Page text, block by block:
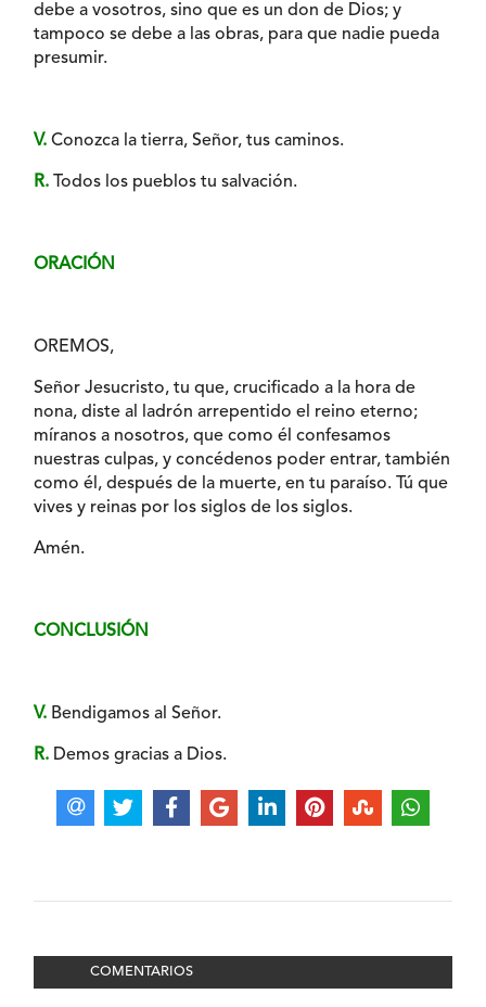
debe a vosotros, sino que es un don de Dios; y
tampoco se debe a las obras, para que nadie pueda
presumir.
V. Conozca la tierra, Señor, tus caminos.
R. Todos los pueblos tu salvación.
ORACIÓN
OREMOS,
Señor Jesucristo, tu que, crucificado a la hora de
nona, diste al ladrón arrepentido el reino eterno;
míranos a nosotros, que como él confesamos
nuestras culpas, y concédenos poder entrar, también
como él, después de la muerte, en tu paraíso. Tú que
vives y reinas por los siglos de los siglos.
Amén.
CONCLUSIÓN
V. Bendigamos al Señor.
R. Demos gracias a Dios.
COMENTARIOS